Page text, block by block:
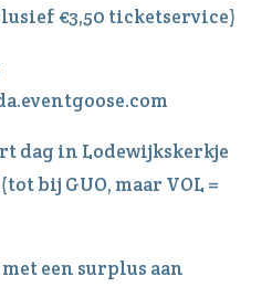
€3,50 ticketservice)
dag in Lodewijkskerkje
bij GUO, maar VOL =
een surplus aan